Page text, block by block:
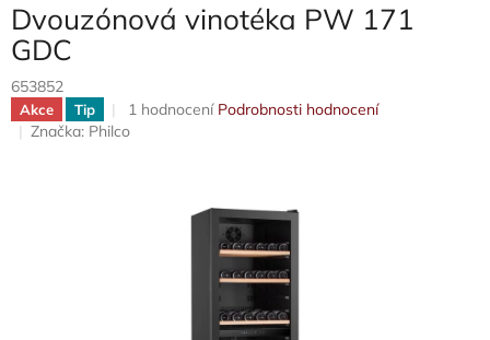
Dvouzónová vinotéka PW 171
GDC
653852
Akce Tip
Průměrné
hodnocení
1 hodnocení Podrobnosti hodnocení
Značka: Philco